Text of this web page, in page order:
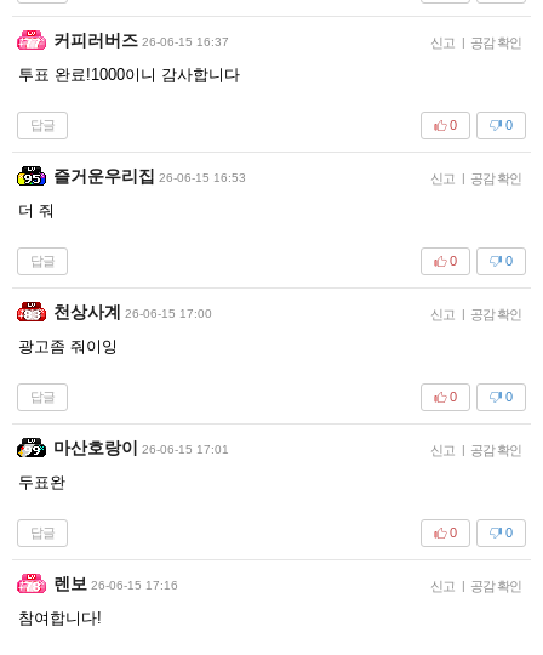
커피러버즈 26-06-15 16:37 신고 | 공감 확인
투표 완료!1000이니 감사합니다
답글 0
0
즐거운우리집 26-06-15 16:53 신고 | 공감 확인
더 줘
답글 0
0
천상사계 26-06-15 17:00 신고 | 공감 확인
광고좀 줘이잉
답글 0
0
마산호랑이 26-06-15 17:01 신고 | 공감 확인
두표완
답글 0
0
렌보 26-06-15 17:16 신고 | 공감 확인
참여합니다!